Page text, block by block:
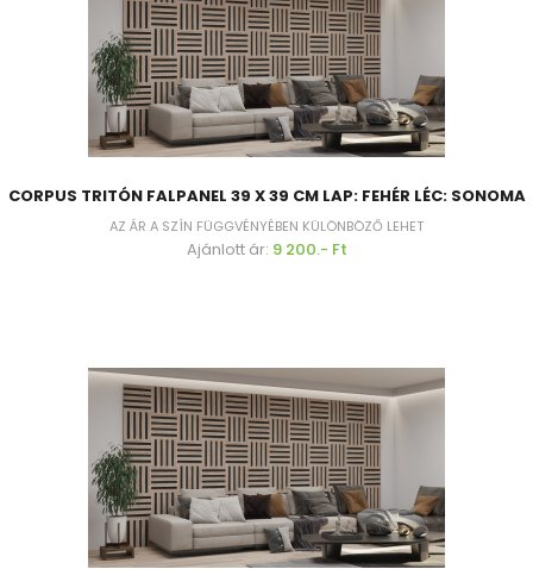
CORPUS TRITÓN FALPANEL 39 X 39 CM LAP: FEHÉR LÉC: SONOMA
AZ ÁR A SZÍN FÜGGVÉNYÉBEN KÜLÖNBÖZŐ LEHET
Ajánlott ár: 9 200.- Ft